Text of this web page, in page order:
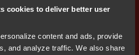
cookies to deliver better user
content and ads, provide
and analyze traffic. We also share
증 프로세스를 간소화하는 개발 플
입니다. IAR의 포괄적인 개발 플랫
터 제어 애플리케이션 개발의 다각
합니다.